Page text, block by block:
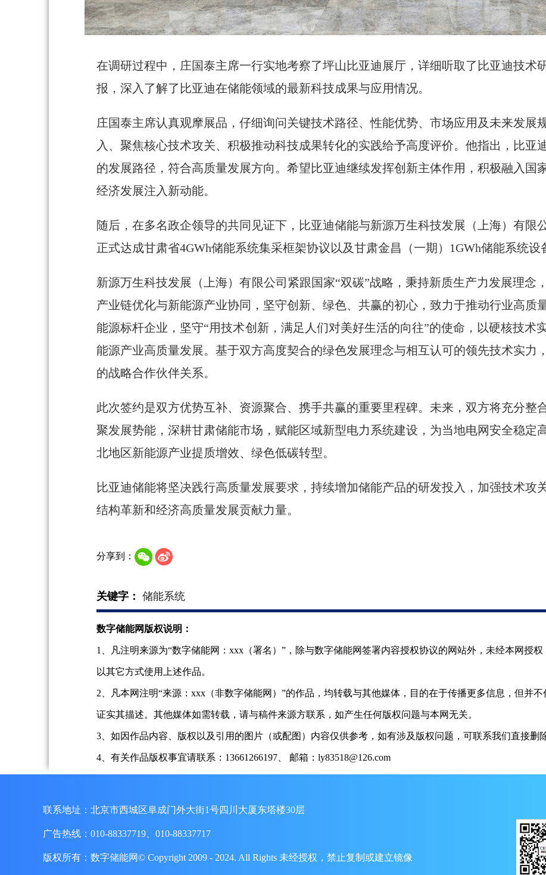
在调研过程中，庄国泰主席一行实地考察了坪山比亚迪展厅，详细听取了比亚迪技术
报，深入了解了比亚迪在储能领域的最新科技成果与应用情况。
庄国泰主席认真观摩展品，仔细询问关键技术路径、性能优势、市场应用及未来发展
入、聚焦核心技术攻关、积极推动科技成果转化的实践给予高度评价。他指出，比亚
的发展路径，符合高质量发展方向。希望比亚迪继续发挥创新主体作用，积极融入国
经济发展注入新动能。
随后，在多名政企领导的共同见证下，比亚迪储能与新源万生科技发展（上海）有限
正式达成甘肃省4GWh储能系统集采框架协议以及甘肃金昌（一期）1GWh储能系统设
新源万生科技发展（上海）有限公司紧跟国家“双碳”战略，秉持新质生产力发展理念
产业链优化与新能源产业协同，坚守创新、绿色、共赢的初心，致力于推动行业高质
能源标杆企业，坚守“用技术创新，满足人们对美好生活的向往”的使命，以硬核技术
能源产业高质量发展。基于双方高度契合的绿色发展理念与相互认可的领先技术实力
的战略合作伙伴关系。
此次签约是双方优势互补、资源聚合、携手共赢的重要里程碑。未来，双方将充分整
聚发展势能，深耕甘肃储能市场，赋能区域新型电力系统建设，为当地电网安全稳定
北地区新能源产业提质增效、绿色低碳转型。
比亚迪储能将坚决践行高质量发展要求，持续增加储能产品的研发投入，加强技术攻
结构革新和经济高质量发展贡献力量。
分享到：
关键字： 储能系统
数字储能网版权说明：
1、凡注明来源为“数字储能网：xxx（署名）”，除与数字储能网签署内容授权协议的网站外，未经本网授
以其它方式使用上述作品。
2、凡本网注明“来源：xxx（非数字储能网）”的作品，均转载与其他媒体，目的在于传播更多信息，但并
证实其描述。其他媒体如需转载，请与稿件来源方联系，如产生任何版权问题与本网无关。
3、如因作品内容、版权以及引用的图片（或配图）内容仅供参考，如有涉及版权问题，可联系我们直接删
4、有关作品版权事宜请联系：13661266197、 邮箱：ly83518@126.com
联系地址：北京市西城区阜成门外大街1号四川大厦东塔楼30层
广告热线：010-88337719、010-88337717
版权所有：数字储能网© Copyright 2009 - 2024. All Rights 未经授权，禁止复制或建立镜像